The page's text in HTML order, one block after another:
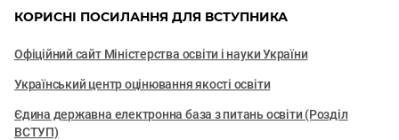
КОРИСНІ ПОСИЛАННЯ ДЛЯ ВСТУПНИКА
Офіційний сайт Міністерства освіти і науки України
Український центр оцінювання якості освіти
Єдина державна електронна база з питань освіти (Розділ
ВСТУП)